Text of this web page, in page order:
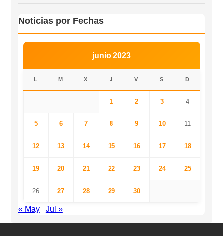
Noticias por Fechas
junio 2023
L M X J V S D
1 2 3 4
5 6 7 8 9 10 11
12 13 14 15 16 17 18
19 20 21 22 23 24 25
26 27 28 29 30
« May Jul »